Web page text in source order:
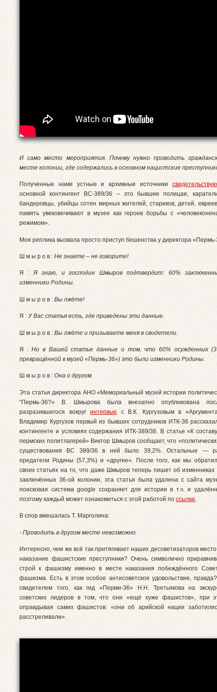
И само место мероприятия. Почему нужно проводить
месте колонии, где содержались в основном нацистские
Полученные нами устные и архивные источники
основной контингент ВС-389/36 – это бывшие полицаи,
бандеровцы, убийцы сотен мирных жителей, стариков, детей,
память увековечивают в музее как героев борьбы с
режимом».
Моя реплика вызвала просто приступ бешенства у директора
Ш м ы р о в : Не знаете – не говорите!
Я :Я знаю, и господин Шмыров подтвердит: 60%
изменники Родины.
Ш м ы р о в : Вы лжёте!
Я : У Вас статья есть, где приведены эти данные.
Ш м ы р о в : Вы лжёте и призываете меня в свидетели.
Я :Но в Вашей статье данные о том, что 60% осужденных
превращённой в музей «Пермь-36») это были изменники Родины.
Ш м ы р о в : Она о другом.
Эта статья директора АНО «Мемориальный музей истории
“Пермь-36?» В. Шмырова была внезапно опубликована
разразившегося вокругинтервью с В.К. Кургузовым в
Владимир Кургузов первый из бывших сотрудников ИТК-36
контингенте и условиях содержания ИТК-389/36. В статье «К
пермских политлагерей» Виктор Шмыров сообщает, что
существования ВС 389/36 в ней было 39,2%. Остальные —
предатели Родины (57,3%) и «другие». После того, как мы
своих статьях на то, что даже Шмыров теперь пишет об
заключённых 36-ой колонии, эта статья была удалена с сайта
поисковая система google сохраняет для истории в т.ч. и
поэтому каждый может ознакомиться с этой работой по ссылке
В спор вмешалась Т. Марголина:
- Проводить в другом месте невозможно.
Интересно, чем же всё так притягивает наших десоветизаторов
наказание фашистские преступники? Очень символично
строй к фашизму именно в месте наказания побеждённого
фашизма. Есть в этом особое антисоветское удовольствие,
свидетелем того, как гид «Перми-36» Н.Н. Третьякова на
советских лидеров в том, что они «ещё хуже фашистов», при
оправдывая самих фашистов: «они об арийской нации
расстреливали».